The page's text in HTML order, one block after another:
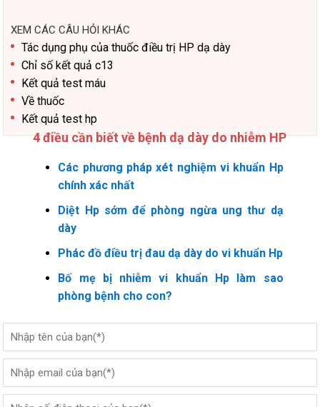
XEM CÁC CÂU HỎI KHÁC
Tác dụng phụ của thuốc điều trị HP dạ dày
Chỉ số kết quả c13
Kết quả test máu
Về thuốc
Kết quả test hp
4 điều cần biết về bệnh dạ dày do nhiễm HP
Các phương pháp xét nghiệm vi khuẩn Hp
chính xác nhất
Diệt Hp sớm để phòng ngừa ung thư dạ
dày
Phác đồ điều trị đau dạ dày do vi khuẩn Hp
Bố mẹ bị nhiễm vi khuẩn Hp làm sao
phòng bệnh cho con?